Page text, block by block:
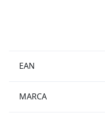
EAN
MARCA